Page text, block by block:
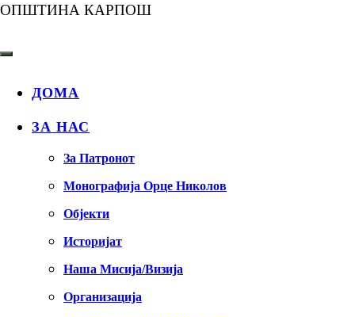
ОПШТИНА КАРПОШ
ДОМА
ЗА НАС
За Патронот
Монографија Орце Николов
Објекти
Историјат
Наша Мисија/Визија
Организација